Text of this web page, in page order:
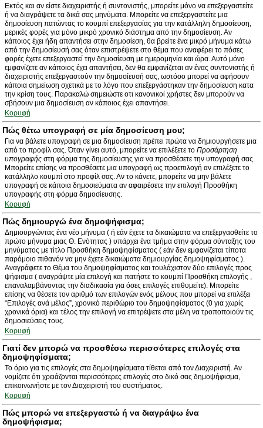
Εκτός και αν είστε διαχειριστής ή συντονιστής, μπορείτε μόνο να επεξεργαστείτε
ή να διαγράψετε τα δικά σας μηνύματα. Μπορείτε να επεξεργαστείτε μια
δημοσίευση πατώντας το κουμπί επεξεργασίας για την κατάλληλη δημοσίευση,
μερικές φορές για μόνο μικρό χρονικό διάστημα από την δημοσίευση. Αν
κάποιος έχει ήδη απαντήσει στην δημοσίεση, θα βρείτε ένα μικρό μήνυμα κάτω
από την δημοσίευσή σας όταν επιστρέψετε στο θέμα που αναφέρει το πόσες
φορές έχετε επεξεργαστεί την δημοσίευση με ημερομηνία και ώρα. Αυτό μόνο
εμφανίζετε αν κάποιος έχει απαντήσει, δεν θα εμφανίζεται αν ένας συντονιστής ή
διαχειριστής επεξεργαστούν την δημοσίευσή σας, ωστόσο μπορεί να αφήσουν
κάποια σημείωση σχετικά με το λόγο που επεξεργάστηκαν την δημοσίευση κατα
την κρίση τους. Παρακαλώ σημειώστε οτι κανονικοί χρήστες δεν μπορούν να
σβήσουν μια δημοσίευση αν κάποιος έχει απαντήσει.
Κορυφή
Πώς θέτω υπογραφή σε μία δημοσίευση μου;
Για να βάλετε υπογραφή σε μια δημοσίευση πρέπει πρώτα να δημιουργήσετε μια
από το προφίλ σας. Όταν γίνει αυτό, μπορείτε να επιλέξετε το Προσάρτηση
υπογραφής στη φόρμα της δημοσίευσης για να προσθέσετε την υπογραφή σας.
Μπορείτε επίσης να προσθέσετε μια υπογραφή ως προεπιλογή αν επιλέξετε το
κατάλληλο κουμπί στο προφίλ σας. Αν το κάνετε, μπορείτε να μην βάλετε
υπογραφή σε κάποια δημοσιεύματα αν αφαιρέσετε την επιλογή Προσθήκη
υπογραφής στη φόρμα δημοσίευσης.
Κορυφή
Πώς δημιουργώ ένα δημοψήφισμα;
Δημιουργώντας ένα νέο μήνυμα ( ή εάν έχετε τα δικαιώματα να επεξεργασθείτε το
πρώτο μήνυμα μιας Θ. Ενότητας ) υπάρχει ένα τμήμα στην φόρμα σύνταξης του
μηνύματος με τίτλο Προσθήκη δημοψηφίσματος ( εάν δεν εμφανίζεται τίποτα
παρόμοιο πιθανόν να μην έχετε δικαιώματα δημιουργίας δημοψηφίσματος ).
Αναγράφετε το Θέμα του δημοψηφίσματος και τουλάχιστον δύο επιλογές προς
ψήφισμα ( αναγράψτε μία επιλογή και πατήστε το κουμπί Προσθήκη επιλογής ,
επαναλαμβάνοντας την διαδικασία για όσες επιλογές επιθυμείτε). Μπορείτε
επίσης να θέσετε τον αριθμό των επιλογών ενός μέλους που μπορεί να επιλέξει
“Επιλογές ανά μέλος”, χρονικό περιθώριο του δημοψηφίσματος (0 για χωρίς
χρονικά όρια) και τέλος την επιλογή να επιτρέψετε στα μέλη να τροποποιούν τις
δημοσιεύσεις τους.
Κορυφή
Γιατί δεν μπορώ να προσθέσω περισσότερες επιλογές στα
δημοψηφίσματα;
Το όριο για τις επιλογές στα δημοψηφίσματα τίθεται από τον Διαχειριστή. Αν
νομίζετε ότι χρειάζονται περισσότερες επιλογές στο δικό σας δημοψήφισμα,
επικοινωνήστε με τον Διαχειριστή του συστήματος.
Κορυφή
Πώς μπορώ να επεξεργαστώ ή να διαγράψω ένα
δημοψήφισμα;